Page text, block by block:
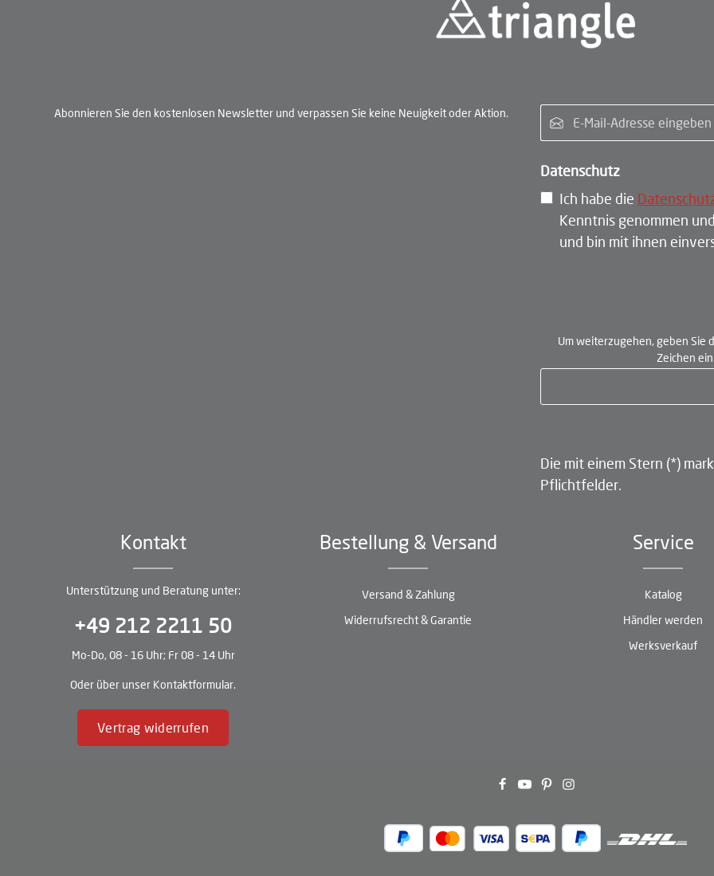
Abonnieren Sie den kostenlosen Newsletter und verpassen Sie keine Neuigkeit oder Aktion.
Datenschutz
Ich habe die
Kenntnis genommen
und bin mit ihnen
Um weiterzugehen, geben Sie
Zeichen ein
Die mit einem Stern (*)
Pflichtfelder.
Kontakt
Unterstützung und Beratung unter:
+49 212 2211 50
Mo-Do, 08 - 16 Uhr; Fr 08 - 14 Uhr
Oder über unser Kontaktformular.
Vertrag widerrufen
Bestellung & Versand
Versand & Zahlung
Widerrufsrecht & Garantie
Service
Katalog
Händler werden
Werksverkauf